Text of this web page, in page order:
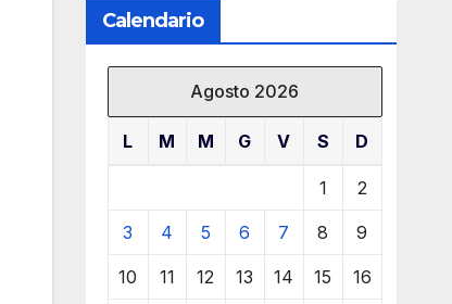
Calendario
Agosto 2026
L M M G V S D
1 2
3 4 5 6 7 8 9
10 11 12 13 14 15 16